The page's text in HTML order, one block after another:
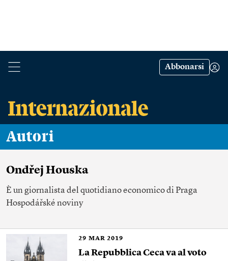
Abbonarsi
Autori
Ondřej Houska
È un giornalista del quotidiano economico di Praga
Hospodářské noviny
29 MAR 2019
La Repubblica Ceca va al voto